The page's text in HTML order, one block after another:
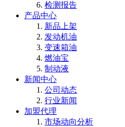
检测报告
产品中心
新品上架
发动机油
变速箱油
燃油宝
制动液
新闻中心
公司动态
行业新闻
加盟代理
市场动向分析